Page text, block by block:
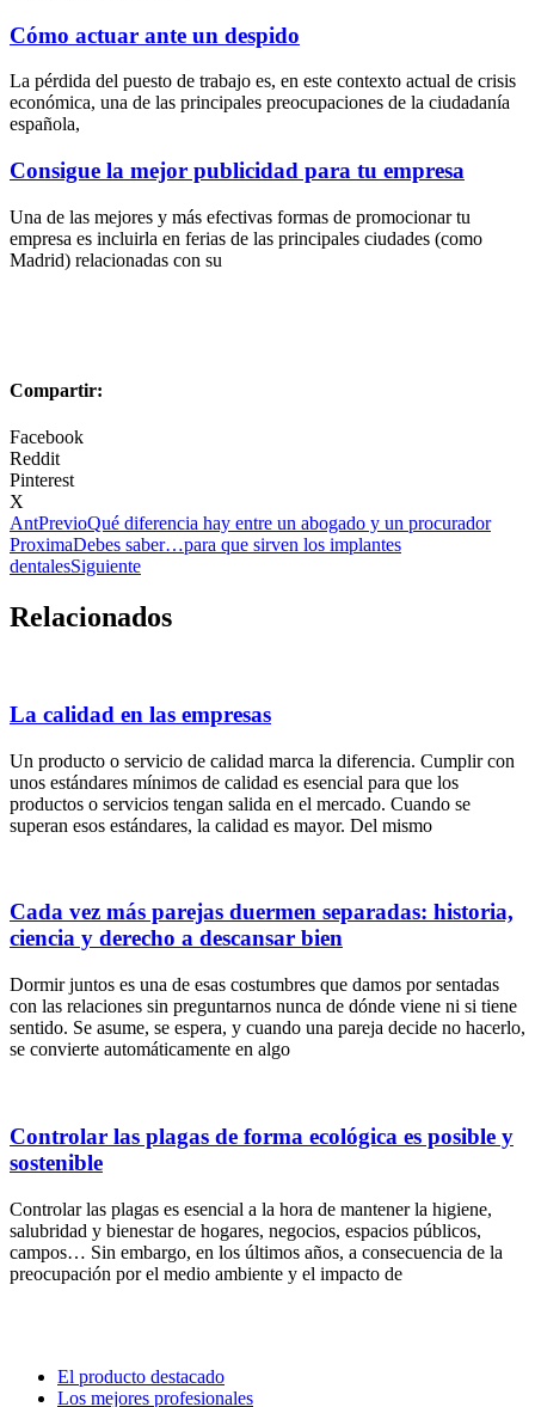
Cómo actuar ante un despido
La pérdida del puesto de trabajo es, en este contexto actual de crisis
económica, una de las principales preocupaciones de la ciudadanía
española,
Consigue la mejor publicidad para tu empresa
Una de las mejores y más efectivas formas de promocionar tu
empresa es incluirla en ferias de las principales ciudades (como
Madrid) relacionadas con su
Compartir:
Facebook
Reddit
Pinterest
X
AntPrevioQué diferencia hay entre un abogado y un procurador
ProximaDebes saber…para que sirven los implantes
dentalesSiguiente
Relacionados
La calidad en las empresas
Un producto o servicio de calidad marca la diferencia. Cumplir con
unos estándares mínimos de calidad es esencial para que los
productos o servicios tengan salida en el mercado. Cuando se
superan esos estándares, la calidad es mayor. Del mismo
Cada vez más parejas duermen separadas: historia,
ciencia y derecho a descansar bien
Dormir juntos es una de esas costumbres que damos por sentadas
con las relaciones sin preguntarnos nunca de dónde viene ni si tiene
sentido. Se asume, se espera, y cuando una pareja decide no hacerlo,
se convierte automáticamente en algo
Controlar las plagas de forma ecológica es posible y
sostenible
Controlar las plagas es esencial a la hora de mantener la higiene,
salubridad y bienestar de hogares, negocios, espacios públicos,
campos… Sin embargo, en los últimos años, a consecuencia de la
preocupación por el medio ambiente y el impacto de
El producto destacado
Los mejores profesionales